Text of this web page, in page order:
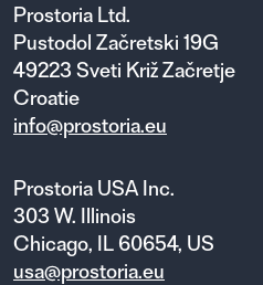
Prostoria Ltd.
Pustodol Začretski 19G
49223 Sveti Križ Začretje
Croatie
info@prostoria.eu
Prostoria USA Inc.
303 W. Illinois
Chicago, IL 60654, US
usa@prostoria.eu